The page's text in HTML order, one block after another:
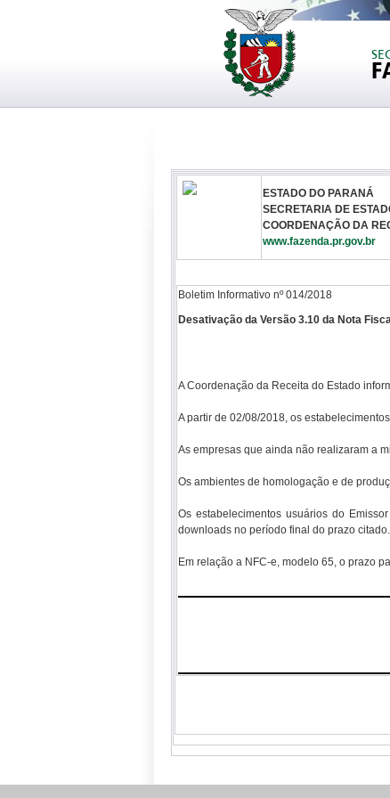
ESTADO DO PARANÁ
SECRETARIA DE
COORDENAÇÃO DA
www.fazenda.pr.gov.br
Boletim Informativo nº 014/2018
Desativação da Versão 3.10 da Nota
A Coordenação da Receita do Estado
A partir de 02/08/2018, os
As empresas que ainda não realizaram a
Os ambientes de homologação e de
Os estabelecimentos usuários do
downloads no período final do prazo citado.
Em relação a NFC-e, modelo 65, o prazo